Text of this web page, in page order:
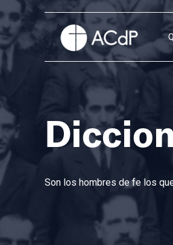
Son los hombres de fe los